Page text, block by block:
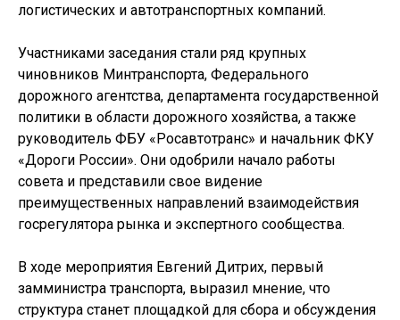
логистических и автотранспортных компаний.
Участниками заседания стали ряд крупных
чиновников Минтранспорта, Федерального
дорожного агентства, департамента государственной
политики в области дорожного хозяйства, а также
руководитель ФБУ «Росавтотранс» и начальник ФКУ
«Дороги России». Они одобрили начало работы
совета и представили свое видение
преимущественных направлений взаимодействия
госрегулятора рынка и экспертного сообщества.
В ходе мероприятия Евгений Дитрих, первый
замминистра транспорта, выразил мнение, что
структура станет площадкой для сбора и обсуждения